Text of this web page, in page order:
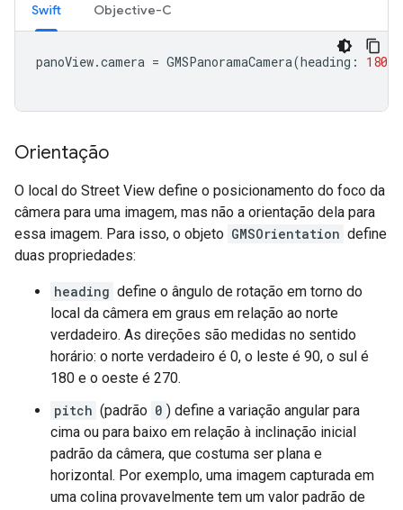
Swift Objective-C
panoView.camera = GMSPanoramaCamera(heading : 180
Orientação
O local do Street View define o posicionamento do foco da
câmera para uma imagem, mas não a orientação dela para
essa imagem. Para isso, o objeto GMSOrientation define
duas propriedades:
heading define o ângulo de rotação em torno do
local da câmera em graus em relação ao norte
verdadeiro. As direções são medidas no sentido
horário: o norte verdadeiro é 0, o leste é 90, o sul é
180 e o oeste é 270.
pitch (padrão 0 ) define a variação angular para
cima ou para baixo em relação à inclinação inicial
padrão da câmera, que costuma ser plana e
horizontal. Por exemplo, uma imagem capturada em
uma colina provavelmente tem um valor padrão de